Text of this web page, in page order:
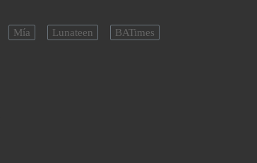
Mía Lunateen BATimes